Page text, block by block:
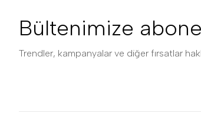
Bültenimize
Trendler, kampanyalar ve diğer fırsatlar